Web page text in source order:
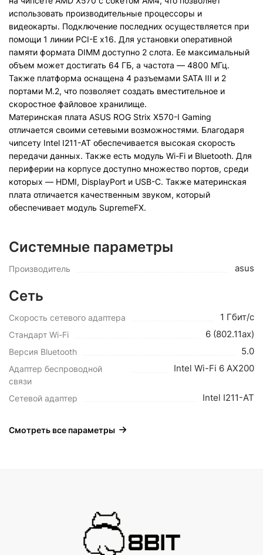
использовать производительные процессоры и
видеокарты. Подключение последних осуществляется при
помощи 1 линии PCI-E x16. Для установки оперативной
памяти формата DIMM доступно 2 слота. Ее максимальный
объем может достигать 64 ГБ, а частота — 4800 МГц.
Также платформа оснащена 4 разъемами SATA III и 2
портами M.2, что позволяет создать вместительное и
скоростное файловое хранилище.
Материнская плата ASUS ROG Strix X570-I Gaming
отличается своими сетевыми возможностями. Благодаря
чипсету Intel I211-AT обеспечивается высокая скорость
передачи данных. Также есть модуль Wi-Fi и Bluetooth. Для
периферии на корпусе доступно множество портов, среди
которых — HDMI, DisplayPort и USB-C. Также материнская
плата отличается качественным звуком, который
обеспечивает модуль SupremeFX.
Системные параметры
Производитель asus
Сеть
Скорость сетевого адаптера 1 Гбит/с
Стандарт Wi-Fi 6 (802.11ax)
Версия Bluetooth 5.0
Адаптер беспроводной
связи
Intel Wi-Fi 6 AX200
Сетевой адаптер Intel I211-AT
Смотреть все параметры